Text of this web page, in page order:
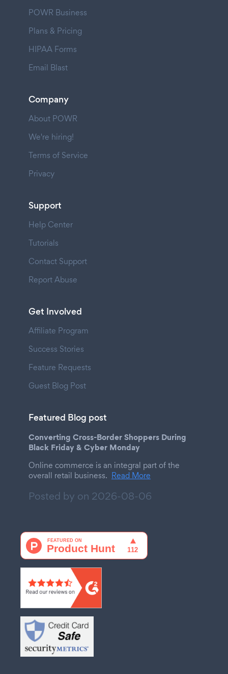
POWR Business
Plans & Pricing
HIPAA Forms
Email Blast
Company
About POWR
We're hiring!
Terms of Service
Privacy
Support
Help Center
Tutorials
Contact Support
Report Abuse
Get Involved
Affiliate Program
Success Stories
Feature Requests
Guest Blog Post
Featured Blog post
Converting Cross-Border Shoppers During
Black Friday & Cyber Monday
Online commerce is an integral part of the
overall retail business. Read More
Posted by on 2026-08-06